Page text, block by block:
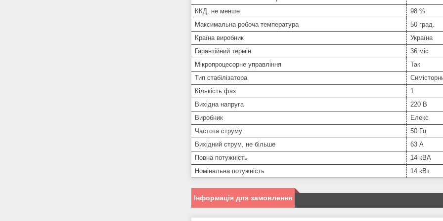
ККД, не менше
98 %
Максимальна робоча температура
50 град.
Країна виробник
Україна
Гарантійний термін
36 міс
Мікропроцесорне управління
Так
Тип стабілізатора
Кількість фаз
1
Вихідна напруга
220 В
Виробник
Елекс
Частота струму
50 Гц
Вихідний струм, не більше
63 А
Повна потужність
14 кВА
Номінальна потужність
14 кВт
Інформація для замовлення